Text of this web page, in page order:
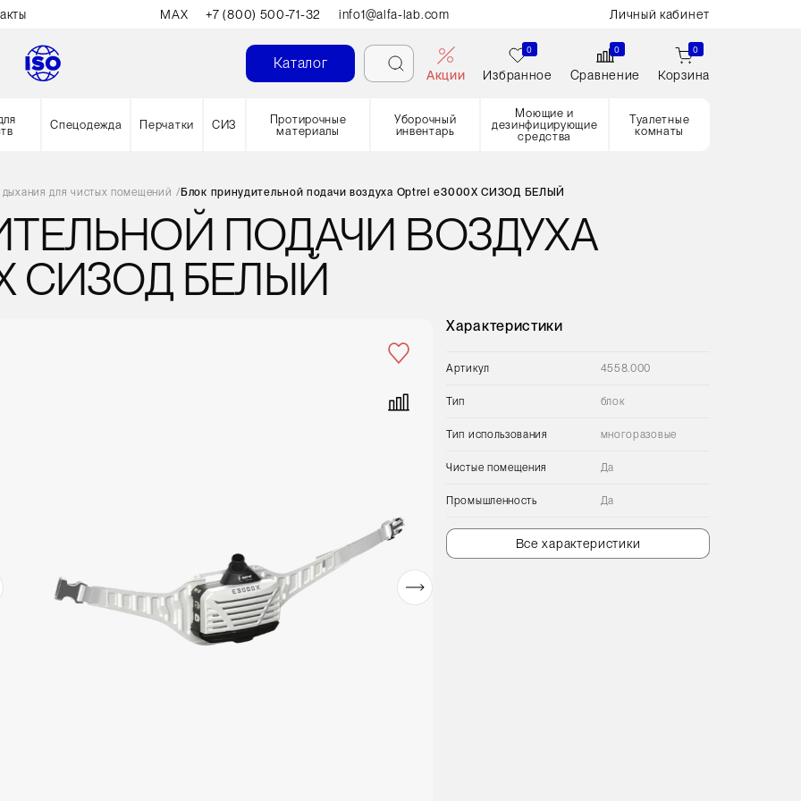
MAX +7 (800) 500-71-32 info1@alfa-lab.com Личный кабинет
Каталог
Акции
0
Избранное
0
Сравнение
0
Корзина
Спецодежда Перчатки СИЗ
Протирочные
материалы
Уборочный
инвентарь
Моющие и
дезинфицирующие
средства
Туалетные
комнаты
для чистых помещений / Блок принудительной подачи воздуха Optrel e3000X СИЗОД БЕЛЫЙ
ПОДАЧИ ВОЗДУХА
СИЗОД БЕЛЫЙ
Характеристики
Артикул 4558.000
Тип блок
Тип использования многоразовые
Чистые помещения Да
Промышленность Да
Все характеристики